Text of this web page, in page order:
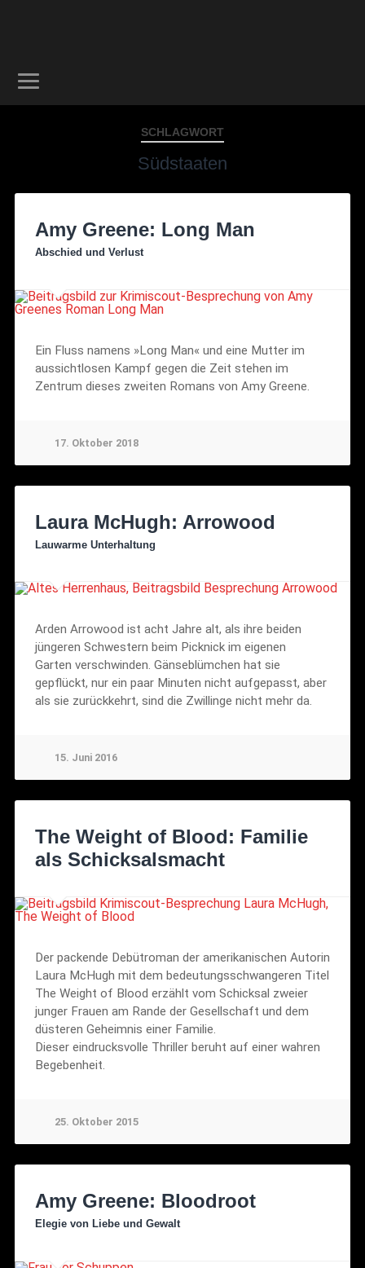
SCHLAGWORT
Südstaaten
Amy Greene: Long Man
Abschied und Verlust
Ein Fluss namens »Long Man« und eine Mutter im
aussichtlosen Kampf gegen die Zeit stehen im
Zentrum dieses zweiten Romans von Amy Greene.
17. Oktober 2018
Laura McHugh: Arrowood
Lauwarme Unterhaltung
Arden Arrowood ist acht Jahre alt, als ihre beiden
jüngeren Schwestern beim Picknick im eigenen
Garten verschwinden. Gänseblümchen hat sie
gepflückt, nur ein paar Minuten nicht aufgepasst, aber
als sie zurückkehrt, sind die Zwillinge nicht mehr da.
15. Juni 2016
The Weight of Blood: Familie
als Schicksalsmacht
Der packende Debütroman der amerikanischen Autorin
Laura McHugh mit dem bedeutungsschwangeren Titel
The Weight of Blood erzählt vom Schicksal zweier
junger Frauen am Rande der Gesellschaft und dem
düsteren Geheimnis einer Familie.
Dieser eindrucksvolle Thriller beruht auf einer wahren
Begebenheit.
25. Oktober 2015
Amy Greene: Bloodroot
Elegie von Liebe und Gewalt